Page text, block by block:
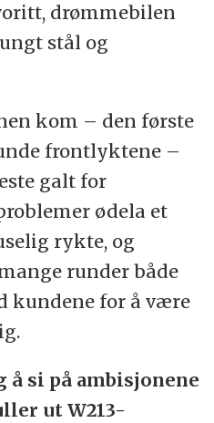
drømmebilen
stål og
kom – den første
frontlyktene –
galt for
ødela et
rykte, og
runder både
kundene for å være
si på ambisjonene
ut W213-